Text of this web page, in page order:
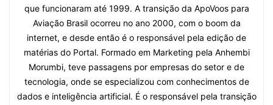
que funcionaram até 1999. A transição da ApoVoos para
Aviação Brasil ocorreu no ano 2000, com o boom da
internet, e desde então é o responsável pela edição de
matérias do Portal. Formado em Marketing pela Anhembi
Morumbi, teve passagens por empresas do setor e de
tecnologia, onde se especializou com conhecimentos de
dados e inteligência artificial. É o responsável pela transição